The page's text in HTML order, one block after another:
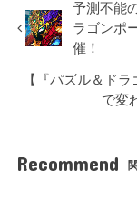
予測不能
ラゴンポ
催！
【『パズル＆ド
で変
Recommend